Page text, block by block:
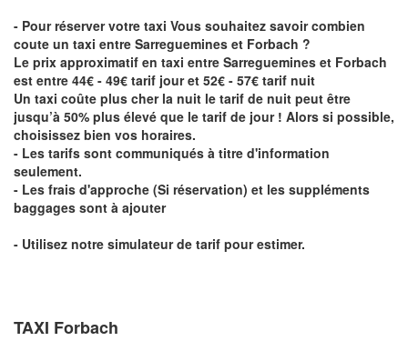
- Pour réserver votre taxi Vous souhaitez savoircombien
coute un taxi entre Sarreguemines et Forbach ?
Le prix approximatif en taxi entre Sarreguemines et Forbach
est entre 44€ - 49€ tarif jour et 52€ - 57€ tarif nuit
Un taxi coûte plus cher la nuit le tarif de nuit peut être
jusqu’à 50% plus élevé que le tarif de jour ! Alors si possible,
choisissez bien vos horaires.
- Les tarifs sont communiqués à titre d'information
seulement.
- Les frais d'approche (Si réservation) et les suppléments
baggages sont à ajouter
- Utilisez notre simulateur de tarif pour estimer.
TAXI Forbach